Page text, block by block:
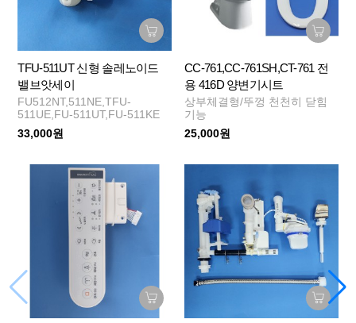
TFU-511UT 신형 솔레노이드
밸브앗세이
FU512NT,511NE,TFU-
511UE,FU-511UT,FU-511KE
33,000원
CC-761,CC-761SH,CT-761 전
용 416D 양변기시트
상부체결형/뚜껑 천천히 닫힘
기능
25,000원